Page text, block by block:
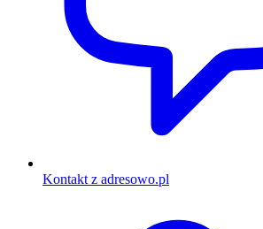
Kontakt z adresowo.pl